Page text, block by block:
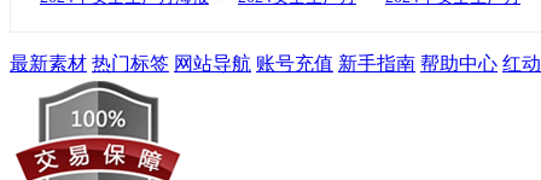
最新素材 热门标签 网站导航 账号充值 新手指南 帮助中心 红